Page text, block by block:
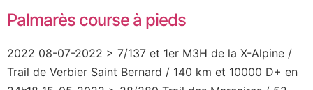
Palmarès course à pieds
2022 08-07-2022 > 7/137 et 1er M3H de la X-Alpine /
Trail de Verbier Saint Bernard / 140 km et 10000 D+ en